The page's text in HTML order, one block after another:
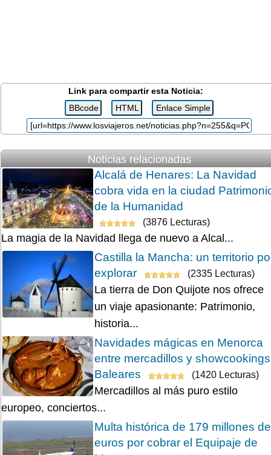
Link para compartir esta Noticia:
Noticias relacionadas
Alcalá de Henares: La Navidad
cobra vida en la ciudad
de la Humanidad
(3876 Lecturas)
La magia de la Navidad llega de nuevo a Alcal...
Castilla la Mancha: un territorio
explorar
(2335 Lecturas)
La tierra de Don Quijote nos ofrece
un viaje apasionante: Patrimonio,
historia...
Navidades mágicas en Menorca
entre mercadillos y
Baleares
(1420 Lecturas)
Mercadillos al más puro estilo
europeo, conciertos...
Multa histórica de 179 millones de
euros por cobrar el Equipaje de